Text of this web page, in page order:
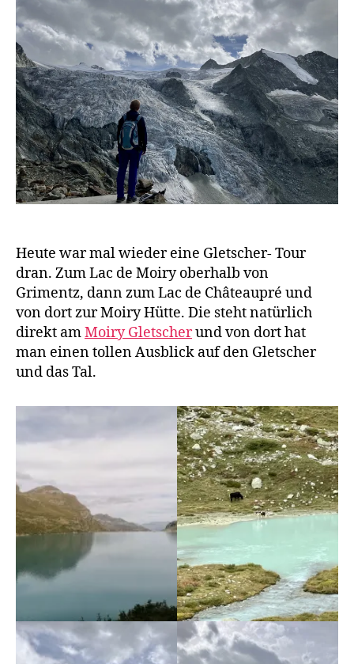
g
e
n
Heute war mal wieder eine Gletscher- Tour
dran. Zum Lac de Moiry oberhalb von
Grimentz, dann zum Lac de Châteaupré und
von dort zur Moiry Hütte. Die steht natürlich
direkt amMoiry Gletscherund von dort hat
man einen tollen Ausblick auf den Gletscher
und das Tal.